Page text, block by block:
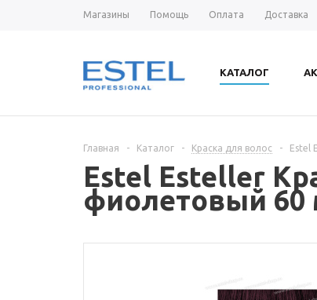
Магазины Помощь Оплата Доставка
КАТАЛОГ
Главная - Каталог - Краска для волос - Estel
Estel Esteller
фиолетовый 60